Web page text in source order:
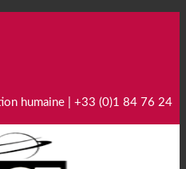
humaine | +33 (0)1 84 76 24